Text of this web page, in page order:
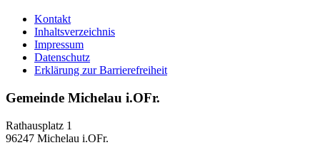
Kontakt
Inhaltsverzeichnis
Impressum
Datenschutz
Erklärung zur Barrierefreiheit
Gemeinde Michelau i.OFr.
Rathausplatz 1
96247 Michelau i.OFr.